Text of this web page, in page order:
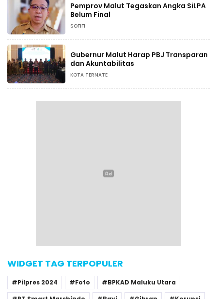
Pemprov Malut Tegaskan Angka SiLPA
Belum Final
SOFIFI
Gubernur Malut Harap PBJ Transparan
dan Akuntabilitas
KOTA TERNATE
WIDGET TAG TERPOPULER
Pilpres 2024 Foto
BPKAD Maluku Utara